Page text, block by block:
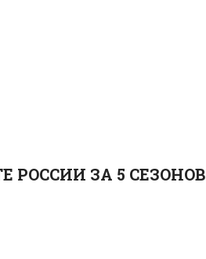
РОССИИ ЗА 5 СЕЗОНОВ